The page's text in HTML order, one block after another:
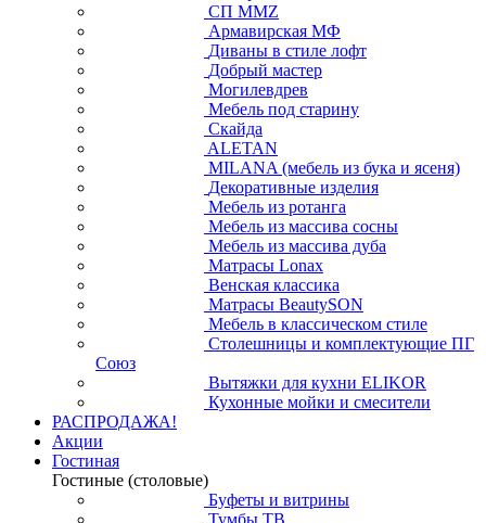
СП ММZ
Армавирская МФ
Диваны в стиле лофт
Добрый мастер
Могилевдрев
Мебель под старину
Скайда
ALETAN
MILANA (мебель из бука и ясеня)
Декоративные изделия
Мебель из ротанга
Мебель из массива сосны
Мебель из массива дуба
Матрасы Lonax
Венская классика
Матрасы BeautySON
Мебель в классическом стиле
Столешницы и комплектующие ПГ
Союз
Вытяжки для кухни ELIKOR
Кухонные мойки и смесители
РАСПРОДАЖА!
Акции
Гостиная
Гостиные (столовые)
Буфеты и витрины
Тумбы ТВ